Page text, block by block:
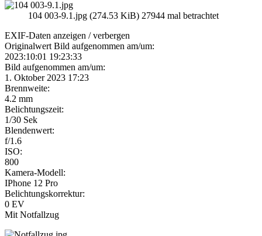
104 003-9.1.jpg (274.53 KiB) 27944 mal betrachtet
EXIF-Daten anzeigen / verbergen
Originalwert Bild aufgenommen am/um:
2023:10:01 19:23:33
Bild aufgenommen am/um:
1. Oktober 2023 17:23
Brennweite:
4.2 mm
Belichtungszeit:
1/30 Sek
Blendenwert:
f/1.6
ISO:
800
Kamera-Modell:
IPhone 12 Pro
Belichtungskorrektur:
0 EV
Mit Notfallzug